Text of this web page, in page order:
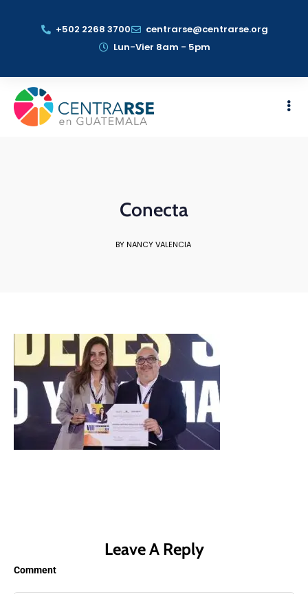
+502 2268 3700
centrarse@centrarse.org
Lun-Vier 8am - 5pm
Conecta
BY NANCY VALENCIA
Leave A Reply
Comment